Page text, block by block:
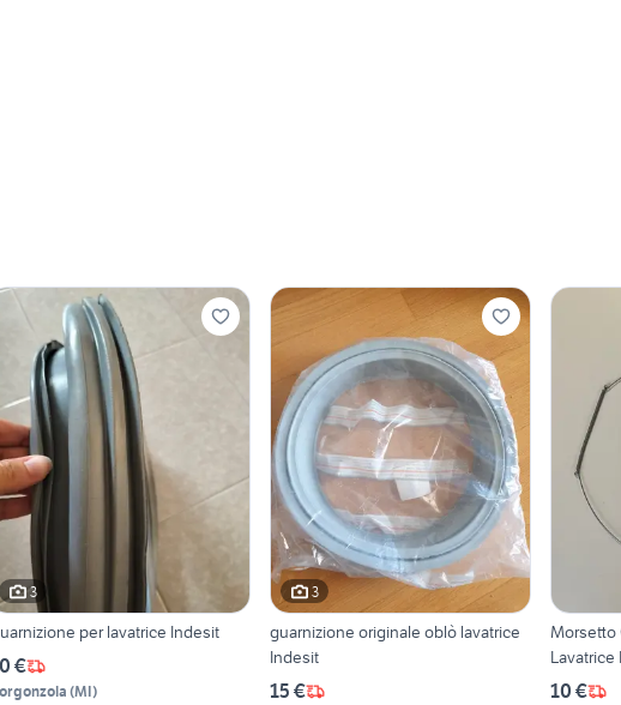
3
per lavatrice Indesit
€
(MI)
3
guarnizione originale oblò lavatrice
Indesit
15 €
Morsetto
Lavatrice
10 €